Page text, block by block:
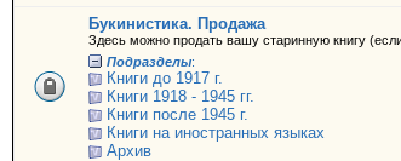
Букинистика. Продажа
Здесь можно продать вашу старинную книгу
Подразделы:
Книги до 1917 г.
Книги 1918 - 1945 гг.
Книги после 1945 г.
Книги на иностранных языках
Архив